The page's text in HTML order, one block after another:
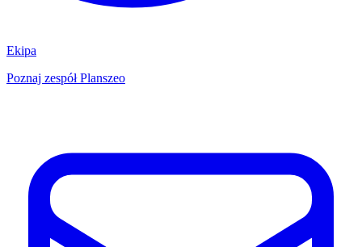
Ekipa
Poznaj zespół Planszeo